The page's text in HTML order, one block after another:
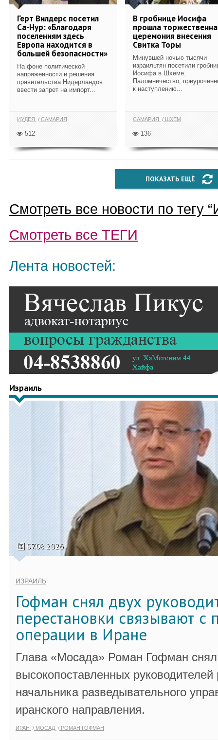
Герт Вилдерс посетил
Са-Нур: «Благодаря
поселениям здесь
Европа находится в
большей безопасности»
На фоне политической
напряженности и решения
правительства Нидерландов
ввести запрет на импорт...
ИУДЕЯ САМАРИЯ
512
В гробнице Иосифа
прошла
церемония внесения
Свитка Торы
Минувшей ночью тысячи
израильтян посетили
Иосифа в Шхеме.
Паломничество,
к наступлению...
САМАРИЯ ШХЕМ
136
ПОКАЗАТЬ ЕЩЁ
Смотреть все новости по тегу “
Смотреть все ТЕГИ
Лента новостей:
Израиль
07.08.2026
ИЗРАИЛЬ
Гофман снял двух
перестановки связывают с
операции в Иране
Глава «Мосада» Роман Гофман снял
высокопоставленных
начальника разведывательного
иранского направления.
ИРАН МОСАД РОМАН ГОФМАН